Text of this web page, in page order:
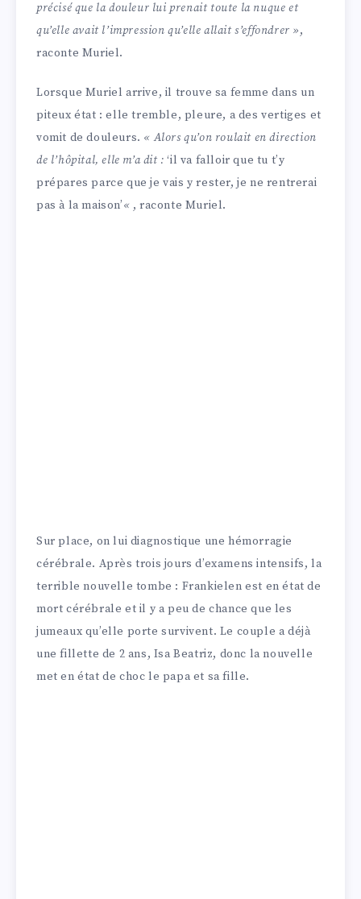
précisé que la douleur lui prenait toute la nuque et
qu’elle avait l’impression qu’elle allait s’effondrer »,
raconte Muriel.
Lorsque Muriel arrive, il trouve sa femme dans un
piteux état : elle tremble, pleure, a des vertiges et
vomit de douleurs. « Alors qu’on roulait en direction
de l’hôpital, elle m’a dit : ‘il va falloir que tu t’y
prépares parce que je vais y rester, je ne rentrerai
pas à la maison’« , raconte Muriel.
Sur place, on lui diagnostique une hémorragie
cérébrale. Après trois jours d’examens intensifs, la
terrible nouvelle tombe : Frankielen est en état de
mort cérébrale et il y a peu de chance que les
jumeaux qu’elle porte survivent. Le couple a déjà
une fillette de 2 ans, Isa Beatriz, donc la nouvelle
met en état de choc le papa et sa fille.